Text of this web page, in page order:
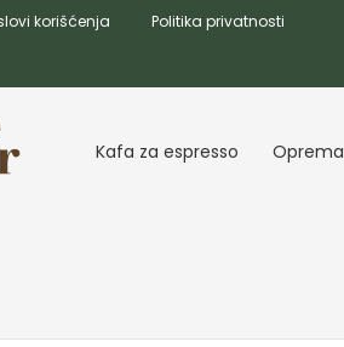
korišćenja Politika privatnosti
Kafa za espresso Oprema